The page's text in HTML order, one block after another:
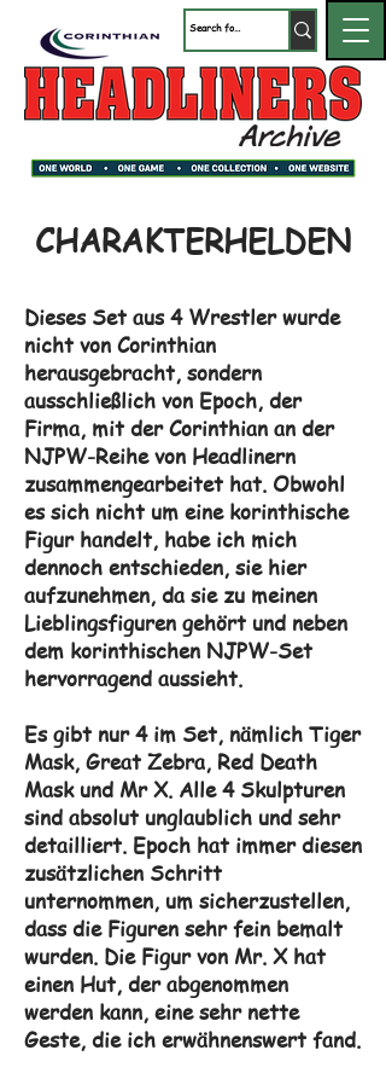
CHARAKTERHELDEN
Dieses Set aus 4 Wrestler wurde
nicht von Corinthian
herausgebracht, sondern
ausschließlich von Epoch, der
Firma, mit der Corinthian an der
NJPW-Reihe von Headlinern
zusammengearbeitet hat. Obwohl
es sich nicht um eine korinthische
Figur handelt, habe ich mich
dennoch entschieden, sie hier
aufzunehmen, da sie zu meinen
Lieblingsfiguren gehört und neben
dem korinthischen NJPW-Set
hervorragend aussieht.
Es gibt nur 4 im Set, nämlich Tiger
Mask, Great Zebra, Red Death
Mask und Mr X. Alle 4 Skulpturen
sind absolut unglaublich und sehr
detailliert. Epoch hat immer diesen
zusätzlichen Schritt
unternommen, um sicherzustellen,
dass die Figuren sehr fein bemalt
wurden. Die Figur von Mr. X hat
einen Hut, der abgenommen
werden kann, eine sehr nette
Geste, die ich erwähnenswert fand.